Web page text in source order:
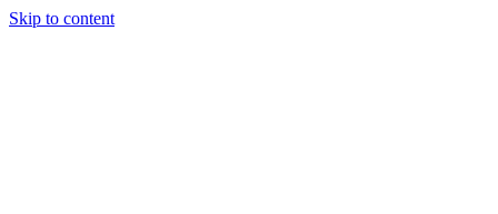
Skip to content